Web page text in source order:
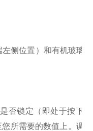
侧位置）和有机玻璃
否锁定（即处于按下
所需要的数值上。调